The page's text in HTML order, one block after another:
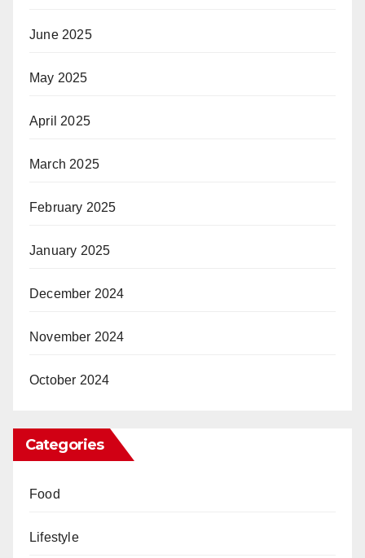
June 2025
May 2025
April 2025
March 2025
February 2025
January 2025
December 2024
November 2024
October 2024
Categories
Food
Lifestyle